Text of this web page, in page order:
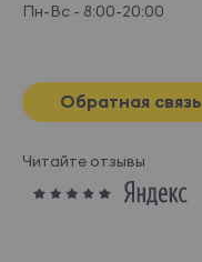
Пн-Вс - 8:00-20:00
Обратная связь
Читайте отзывы